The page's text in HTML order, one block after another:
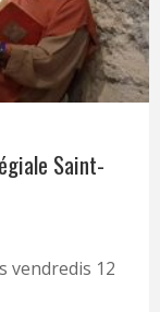
Saint-
vendredis 12